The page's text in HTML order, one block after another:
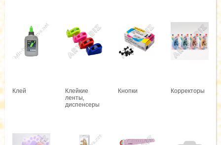
Клей
Клейкие
ленты,
диспенсеры
Кнопки Корректоры